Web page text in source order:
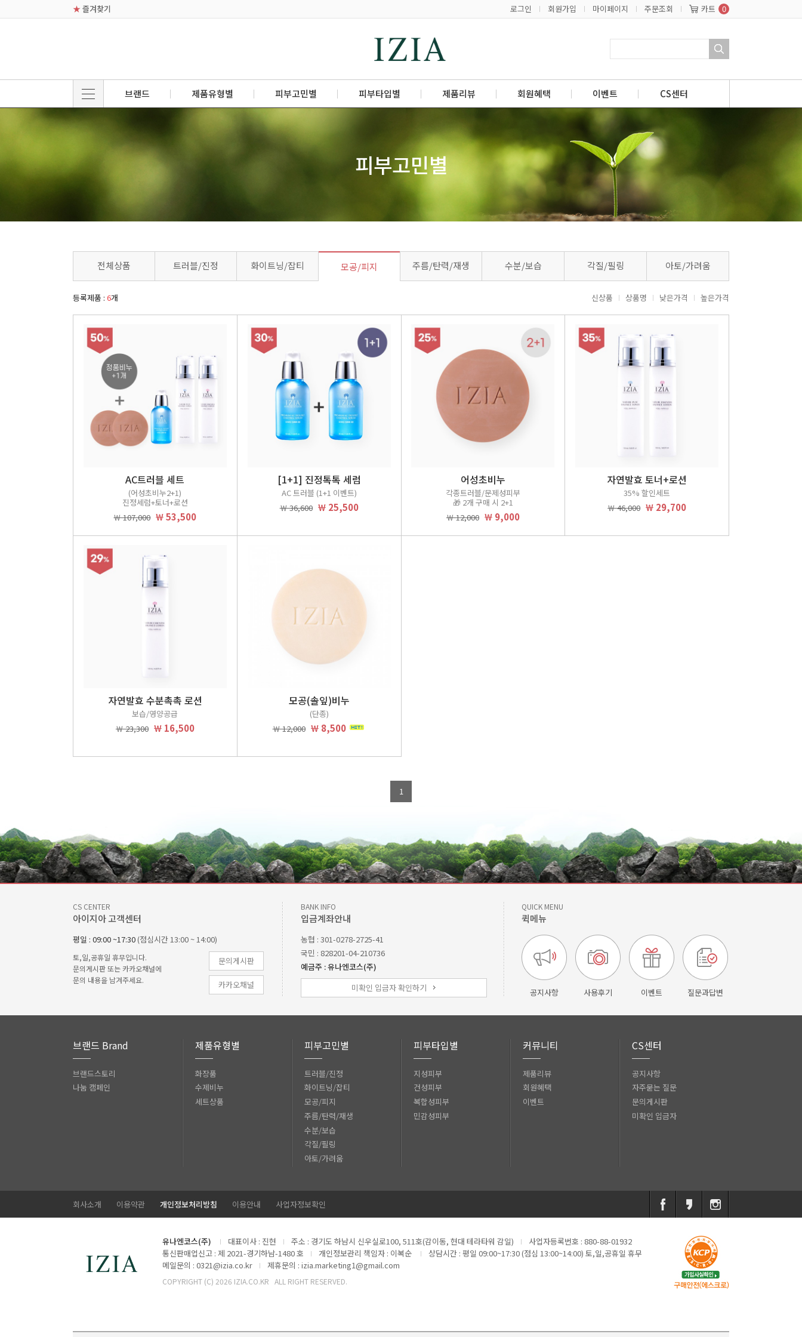
★ 즐겨찾기 로그인 회원가입 마이페이지 주문조회 카트 0
브랜드 제품유형별 피부고민별 피부타입별 제품리뷰 회원혜택 이벤트 CS센터
피부고민별
전체상품 트러블/진정 화이트닝/잡티 모공/피지 주름/탄력/재생 수분/보습 각질/필링 아토/가려움
등록제품 : 6개 신상품 상품명 낮은가격 높은가격
AC트러블 세트
(어성초비누2+1)
진정세럼+토너+로션
￦ 107,000 ￦ 53,500
[1+1] 진정톡톡 세럼
AC 트러블 (1+1 이벤트)
￦ 36,600 ￦ 25,500
어성초비누
각종트러블/문제성피부
🎁 2개 구매 시 2+1
￦ 12,000 ￦ 9,000
자연발효 토너+로션
35% 할인세트
￦ 46,000 ￦ 29,700
자연발효 수분촉촉 로션
보습/영양공급
￦ 23,300 ￦ 16,500
모공(솔잎)비누
(단종)
￦ 12,000 ￦ 8,500
1
CS CENTER
아이지아 고객센터
평일 : 09:00 ~17:30 (점심시간 13:00 ~ 14:00)
토,일,공휴일 휴무입니다.
문의게시판 또는 카카오채널에
문의 내용을 남겨주세요.
문의게시판
카카오채널
BANK INFO
입금계좌안내
농협 : 301-0278-2725-41
국민 : 828201-04-210736
예금주 : 유나엔코스(주)
미확인 입금자 확인하기
QUICK MENU
퀵메뉴
공지사항 사용후기 이벤트 질문과답변
브랜드 Brand
브랜드스토리
나눔 캠페인
제품유형별
화장품
수제비누
세트상품
피부고민별
트러블/진정
화이트닝/잡티
모공/피지
주름/탄력/재생
수분/보습
각질/필링
아토/가려움
피부타입별
지성피부
건성피부
복합성피부
민감성피부
커뮤니티
제품리뷰
회원혜택
이벤트
CS센터
공지사항
자주묻는 질문
문의게시판
미확인 입금자
회사소개 이용약관 개인정보처리방침 이용안내 사업자정보확인
유나엔코스(주) 대표이사 : 진현 주소 : 경기도 하남시 신우실로100, 511호(감이동, 현대 테라타워 감일)
사업자등록번호 : 880-88-01932
통신판매업신고 : 제 2021-경기하남-1480 호
개인정보관리 책임자 : 이복순
상담시간 : 평일 09:00~17:30 (점심 13:00~14:00) 토,일,공휴일 휴무
메일문의 : 0321@izia.co.kr
제휴문의 : izia.marketing1@gmail.com
COPYRIGHT (C) 2026 IZIA.CO.KR ALL RIGHT RESERVED.